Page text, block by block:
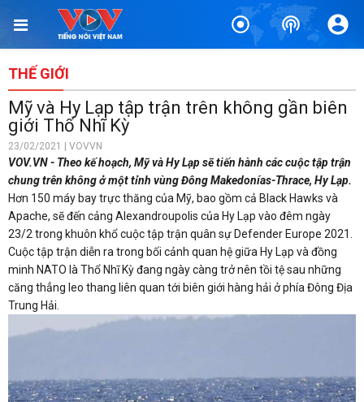
THẾ GIỚI
Mỹ và Hy Lạp tập trận trên không gần biên
giới Thổ Nhĩ Kỳ
23/02/2021 | VOVVN
VOV.VN - Theo kế hoạch, Mỹ và Hy Lạp sẽ tiến hành các cuộc tập trận
chung trên không ở một tỉnh vùng Đông Makedonías-Thrace, Hy Lạp.
Hơn 150 máy bay trực thăng của Mỹ, bao gồm cả Black Hawks và
Apache, sẽ đến cảng Alexandroupolis của Hy Lạp vào đêm ngày
23/2 trong khuôn khổ cuộc tập trận quân sự Defender Europe 2021.
Cuộc tập trận diễn ra trong bối cảnh quan hệ giữa Hy Lạp và đồng
minh NATO là Thổ Nhĩ Kỳ đang ngày càng trở nên tồi tệ sau những
căng thẳng leo thang liên quan tới biên giới hàng hải ở phía Đông Địa
Trung Hải.